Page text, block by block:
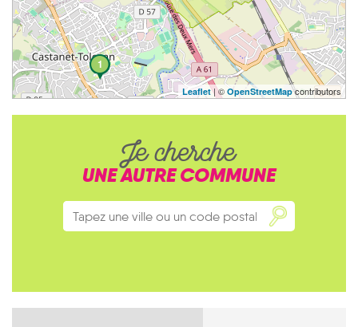
1
Leaflet| © OpenStreetMapcontributors
Je cherche
UNE AUTRE COMMUNE